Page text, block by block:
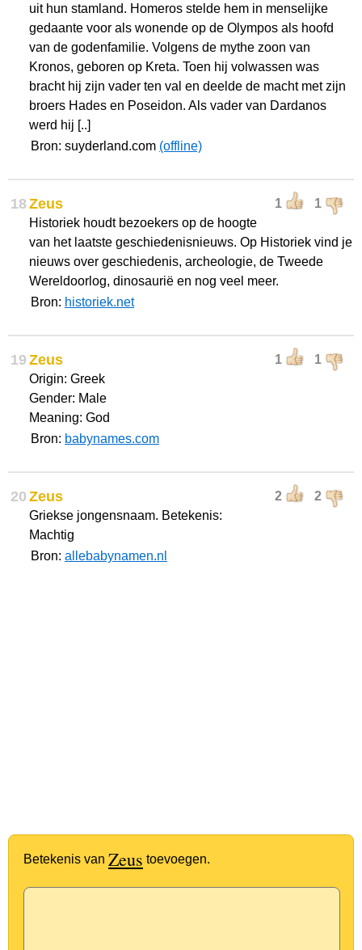
uit hun stamland. Homeros stelde hem in menselijke
gedaante voor als wonende op de Olympos als hoofd
van de godenfamilie. Volgens de mythe zoon van
Kronos, geboren op Kreta. Toen hij volwassen was
bracht hij zijn vader ten val en deelde de macht met zijn
broers Hades en Poseidon. Als vader van Dardanos
werd hij [..]
Bron: suyderland.com (offline)
18 1 1
Zeus
Historiek houdt bezoekers op de hoogte
van het laatste geschiedenisnieuws. Op Historiek vind je
nieuws over geschiedenis, archeologie, de Tweede
Wereldoorlog, dinosaurië en nog veel meer.
Bron: historiek.net
19 1 1
Zeus
Origin: Greek
Gender: Male
Meaning: God
Bron: babynames.com
20 2 2
Zeus
Griekse jongensnaam. Betekenis:
Machtig
Bron: allebabynamen.nl
Betekenis van Zeus toevoegen.